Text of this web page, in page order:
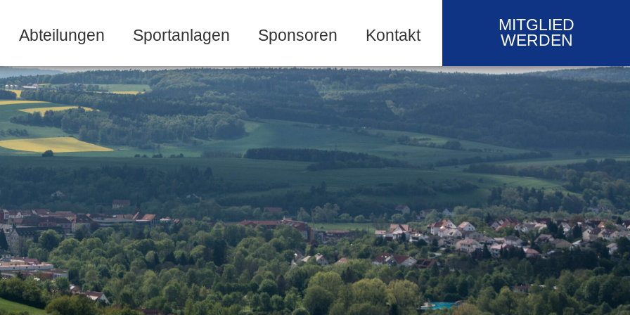
Abteilungen Sportanlagen Sponsoren Kontakt
MITGLIED
WERDEN